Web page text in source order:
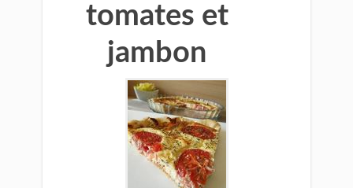
tomates et
jambon